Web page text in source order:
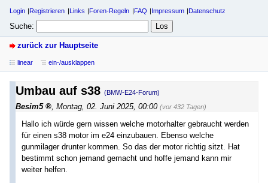
Login Registrieren Links Foren-Regeln FAQ Impressum Datenschutz
Suche:
zurück zur Hauptseite
linear ein-/ausklappen
Umbau auf s38 (BMW-E24-Forum)
Besim5 Montag, 02. Juni 2025, 00:00 (vor 432 Tagen)
Hallo ich würde gern wissen welche motorhalter gebraucht werden
für einen s38 motor im e24 einzubauen. Ebenso welche
gunmilager drunter kommen. So das der motor richtig sitzt. Hat
bestimmt schon jemand gemacht und hoffe jemand kann mir
weiter helfen.